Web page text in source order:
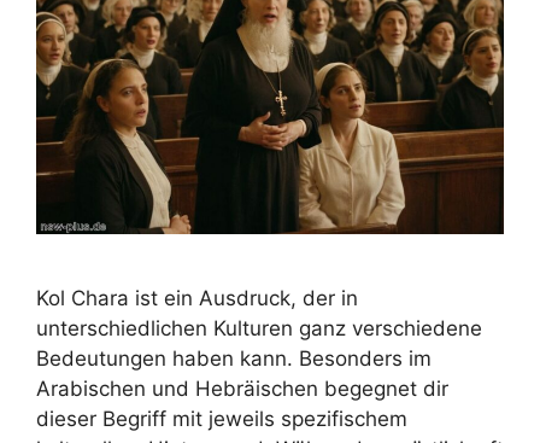
Kol Chara ist ein Ausdruck, der in
unterschiedlichen Kulturen ganz verschiedene
Bedeutungen haben kann. Besonders im
Arabischen und Hebräischen begegnet dir
dieser Begriff mit jeweils spezifischem